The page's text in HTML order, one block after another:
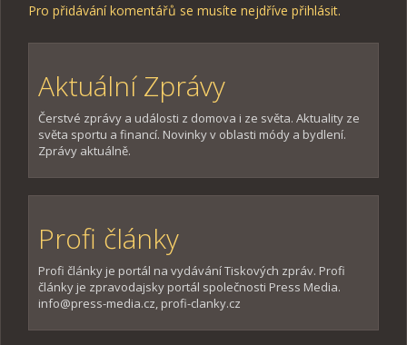
Pro přidávání komentářů se musíte nejdříve přihlásit.
Aktuální Zprávy
Čerstvé zprávy a události z domova i ze světa. Aktuality ze
světa sportu a financí. Novinky v oblasti módy a bydlení.
Zprávy aktuálně.
Profi články
Profi články je portál na vydávání Tiskových zpráv. Profi
články je zpravodajsky portál společnosti Press Media.
info@press-media.cz, profi-clanky.cz